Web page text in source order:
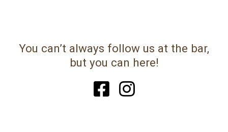
You can’t always follow us at the bar,
but you can here!